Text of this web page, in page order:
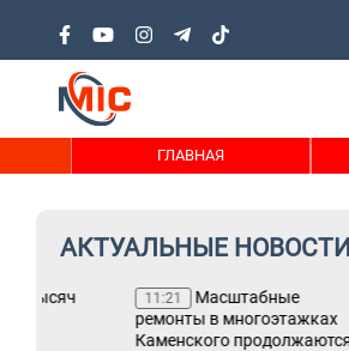
ГЛАВНАЯ
АКТУАЛЬНЫЕ НОВОСТИ
11:21
Масштабные
ремонты в многоэтажках
Каменского продолжаются